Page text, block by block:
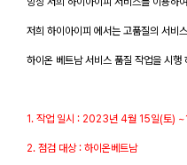
저희 하이아이피 에서는 고품질의 서비
하이온 베트남 서비스 품질 작업을 시
1. 작업 일시 : 2023년 4월 15일(토)
2. 점검 대상 : 하이온베트남